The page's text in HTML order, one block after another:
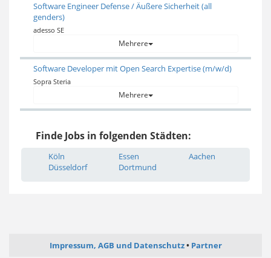
Software Engineer Defense / Äußere Sicherheit (all
genders)
adesso SE
Mehrere
Software Developer mit Open Search Expertise (m/w/d)
Sopra Steria
Mehrere
Finde Jobs in folgenden Städten:
Köln
Düsseldorf
Essen
Dortmund
Aachen
Impressum, AGB und Datenschutz Partner